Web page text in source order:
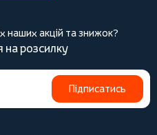
наших акцій та знижок?
на розсилку
Підписатись